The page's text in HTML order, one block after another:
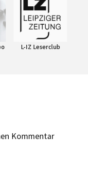
L-IZ Leserclub
Kommentar